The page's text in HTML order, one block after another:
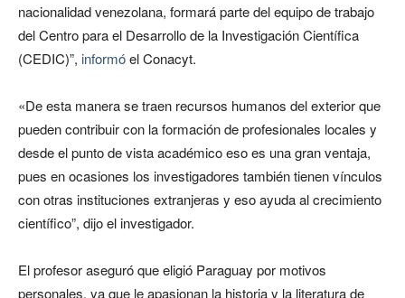
nacionalidad venezolana, formará parte del equipo de trabajo
del Centro para el Desarrollo de la Investigación Científica
(CEDIC)”, informóel Conacyt.
«De esta manera se traen recursos humanos del exterior que
pueden contribuir con la formación de profesionales locales y
desde el punto de vista académico eso es una gran ventaja,
pues en ocasiones los investigadores también tienen vínculos
con otras instituciones extranjeras y eso ayuda al crecimiento
científico”, dijo el investigador.
El profesor aseguró que eligió Paraguay por motivos
personales, ya que le apasionan la historia y la literatura de